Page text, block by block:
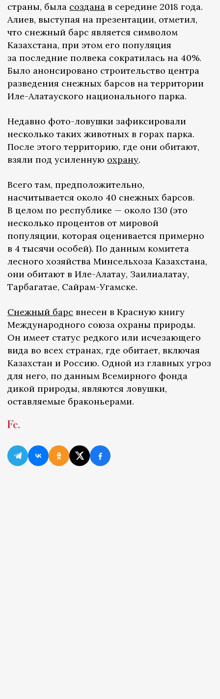
страны, была создана в середине 2018 года.
Алиев, выступая на презентации, отметил,
что снежный барс является символом
Казахстана, при этом его популяция
за последние полвека сократилась на 40%.
Было анонсировано строительство центра
разведения снежных барсов на территории
Иле-Алатауского национального парка.
Недавно фото-ловушки зафиксировали
несколько таких животных в горах парка.
После этого территорию, где они обитают,
взяли под усиленную охрану.
Всего там, предположительно,
насчитывается около 40 снежных барсов.
В целом по республике — около 130 (это
несколько процентов от мировой
популяции, которая оценивается примерно
в 4 тысячи особей). По данным комитета
лесного хозяйства Минсельхоза Казахстана,
они обитают в Иле-Алатау, Заилиалатау,
Тарбагатае, Сайрам-Угамске.
Снежный барс внесен в Красную книгу
Международного союза охраны природы.
Он имеет статус редкого или исчезающего
вида во всех странах, где обитает, включая
Казахстан и Россию. Одной из главных угроз
для него, по данным Всемирного фонда
дикой природы, являются ловушки,
оставляемые браконьерами.